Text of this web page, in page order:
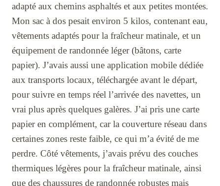
adapté aux chemins asphaltés et aux petites montées.
Mon sac à dos pesait environ 5 kilos, contenant eau,
vêtements adaptés pour la fraîcheur matinale, et un
équipement de randonnée léger (bâtons, carte
papier). J’avais aussi une application mobile dédiée
aux transports locaux, téléchargée avant le départ,
pour suivre en temps réel l’arrivée des navettes, un
vrai plus après quelques galères. J’ai pris une carte
papier en complément, car la couverture réseau dans
certaines zones reste faible, ce qui m’a évité de me
perdre. Côté vêtements, j’avais prévu des couches
thermiques légères pour la fraîcheur matinale, ainsi
que des chaussures de randonnée robustes mais